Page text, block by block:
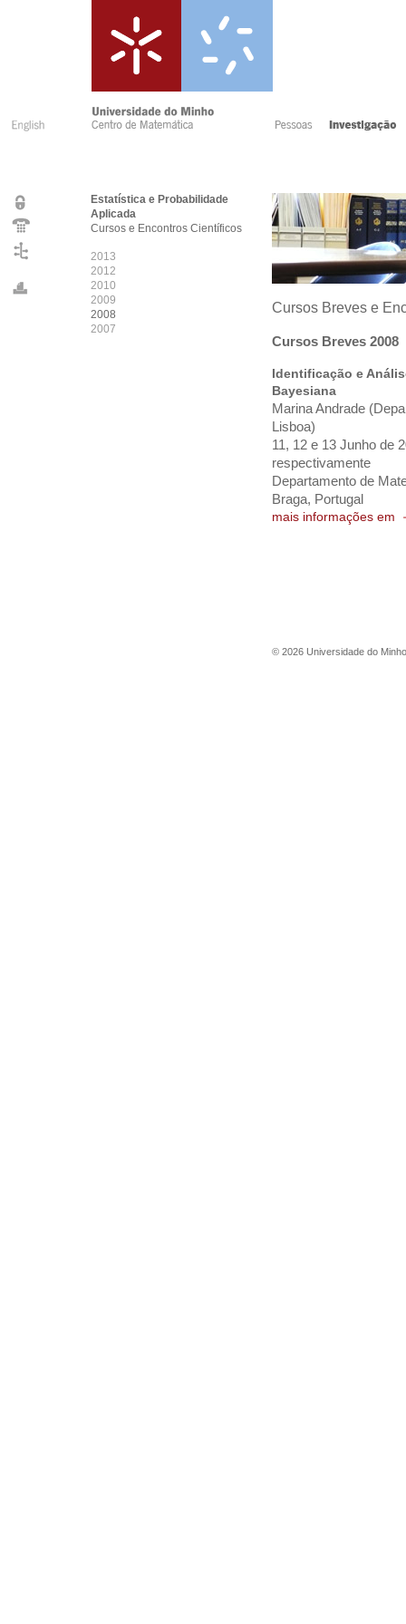
Estatística e Probabilidade
Aplicada
Cursos e Encontros Científicos
2013
2012
2010
2009
2008
2007
Cursos Breves e
Cursos Breves 2008
Identificação e
Bayesiana
Marina Andrade
Lisboa)
11, 12 e 13 Junho de
respectivamente
Departamento de
Braga, Portugal
mais informações em
© 2026 Universidade do Minho